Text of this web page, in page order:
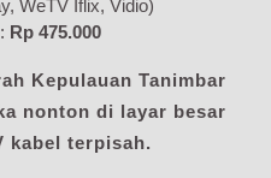
WeTV Iflix, Vidio)
Rp 475.000
Kepulauan Tanimbar
nonton di layar besar
kabel terpisah.